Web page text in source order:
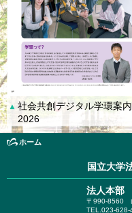
▲ 社会共創デジタル学環案内
2026
ホーム
国立大学
法人本部
〒990-8560
TEL.023-628-